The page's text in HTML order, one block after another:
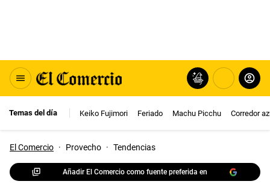
Temas del día Keiko Fujimori Feriado Machu Picchu Corredor
El Comercio · Provecho · Tendencias
Añadir El Comercio como fuente preferida en